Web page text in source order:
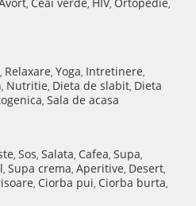
, , , ,
, Relaxare, Yoga, Intretinere,
, Nutritie, Dieta de slabit, Dieta
, Sala de acasa
, Sos, Salata, Cafea, Supa,
, Supa crema, Aperitive, Desert,
, Ciorba pui, Ciorba burta,